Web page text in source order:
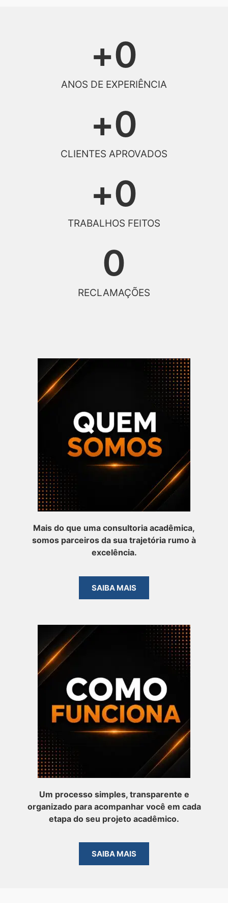
ANOS DE EXPERIÊNCIA
+0
CLIENTES APROVADOS
+0
TRABALHOS FEITOS
+0
RECLAMAÇÕES
0
Mais do que uma consultoria acadêmica,
somos parceiros da sua trajetória rumo à
excelência.
SAIBA MAIS
Um processo simples, transparente e
organizado para acompanhar você em cada
etapa do seu projeto acadêmico.
SAIBA MAIS